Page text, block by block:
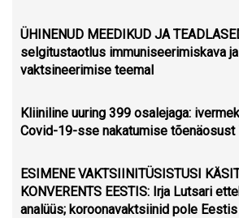
ÜHINENUD MEEDIKUD JA
selgitustaotlus immuniseerimiskava
vaktsineerimise teemal
Kliiniline uuring 399 osalejaga:
Covid-19-sse nakatumise tõenäosust
ESIMENE VAKTSIINITÜSISTUSI
KONVERENTS EESTIS: Irja Lutsari
analüüs; koroonavaktsiinid pole